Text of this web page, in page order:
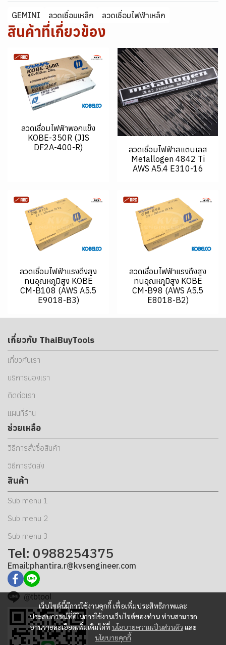
GEMINI ลวดเชื่อมเหล็ก ลวดเชื่อมไฟฟ้าเหล็ก
สินค้าที่เกี่ยวข้อง
ลวดเชื่อมไฟฟ้าพอกแข็ง
KOBE-350R (JIS
DF2A-400-R)
ลวดเชื่อมไฟฟ้าสแตนเลส
Metallogen 4842 Ti
AWS A5.4 E310-16
ลวดเชื่อมไฟฟ้าแรงดึงสูง
ทนอุณหภูมิสูง KOBE
CM-B108 (AWS A5.5
E9018-B3)
ลวดเชื่อมไฟฟ้าแรงดึงสูง
ทนอุณหภูมิสูง KOBE
CM-B98 (AWS A5.5
E8018-B2)
เว็บไซต์นี้มีการใช้งานคุกกี้ เพื่อเพิ่มประสิทธิภาพและ
ประสบการณ์ที่ดีในการใช้งานเว็บไซต์ของท่าน ท่านสามารถ
อ่านรายละเอียดเพิ่มเติมได้ที่ นโยบายความเป็นส่วนตัว และ
นโยบายคุกกี้
เกี่ยวกับ ThaiBuyTools
เกี่ยวกับเรา
บริการของเรา
ติดต่อเรา
แผนที่ร้าน
ช่วยเหลือ
วิธีการสั่งซื้อสินค้า
วิธีการจัดส่ง
สินค้า
Sub menu 1
Sub menu 2
Sub menu 3
Tel: 0988254375
Email:phantira.r@kvsengineer.com
@tbtool